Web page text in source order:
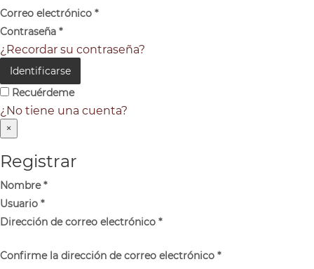
Correo electrónico *
Contraseña *
¿Recordar su contraseña?
Identificarse
Recuérdeme
¿No tiene una cuenta?
×
Registrar
Nombre*
Usuario *
Dirección de correo electrónico *
Confirme la dirección de correo electrónico *